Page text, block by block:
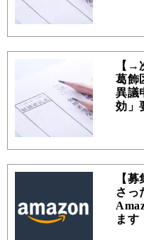
【→
葛飾
異議
効」
【
さっ
ます